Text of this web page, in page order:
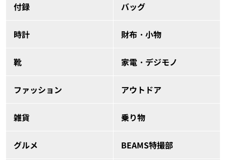
付録 バッグ
時計 財布・小物
靴 家電・デジモノ
ファッション アウトドア
雑貨 乗り物
グルメ BEAMS特撮部